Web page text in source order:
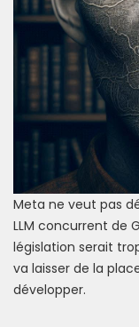
Meta ne veut pas
LLM concurrent de
législation serait
va laisser de la
développer.